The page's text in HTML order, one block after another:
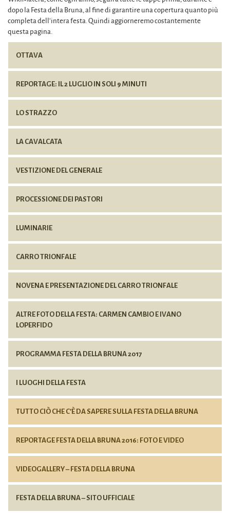
dopo la Festa della Bruna, al fine di garantire una copertura quanto più
completa dell’intera festa. Quindi aggiorneremo costantemente
questa pagina.
OTTAVA
REPORTAGE: IL 2 LUGLIO IN SOLI 9 MINUTI
LO STRAZZO
LA CAVALCATA
VESTIZIONE DEL GENERALE
PROCESSIONE DEI PASTORI
LUMINARIE
CARRO TRIONFALE
NOVENA E PRESENTAZIONE DEL CARRO TRIONFALE
ALTRE FOTO DELLA FESTA: CARMEN CAMBIO E IVANO
LOPERFIDO
PROGRAMMA FESTA DELLA BRUNA 2017
I LUOGHI DELLA FESTA
TUTTO CIÒ CHE C’È DA SAPERE SULLA FESTA DELLA BRUNA
REPORTAGE FESTA DELLA BRUNA 2016: FOTO E VIDEO
VIDEOGALLERY – FESTA DELLA BRUNA
FESTA DELLA BRUNA – SITO UFFICIALE